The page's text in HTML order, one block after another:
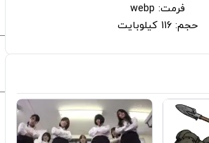
فرمت: webp
حجم: 116 کیلوبایت